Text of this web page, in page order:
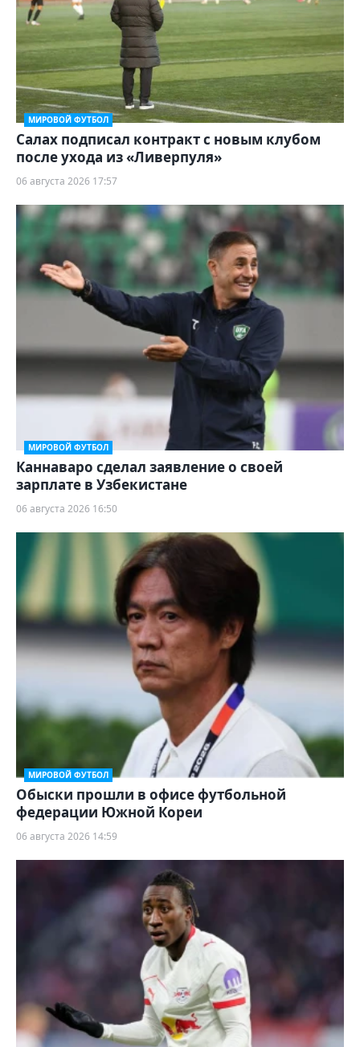
МИРОВОЙ ФУТБОЛ
Салах подписал контракт с новым клубом
после ухода из «Ливерпуля»
06 августа 2026 17:57
МИРОВОЙ ФУТБОЛ
Каннаваро сделал заявление о своей
зарплате в Узбекистане
06 августа 2026 16:50
МИРОВОЙ ФУТБОЛ
Обыски прошли в офисе футбольной
федерации Южной Кореи
06 августа 2026 14:59